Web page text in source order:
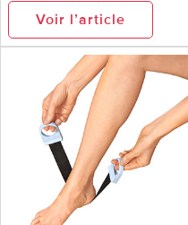
Voir l’article